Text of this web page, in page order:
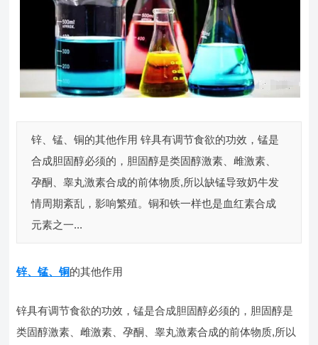
锌、锰、铜的其他作用 锌具有调节食欲的功效，锰是
合成胆固醇必须的，胆固醇是类固醇激素、雌激素、
孕酮、睾丸激素合成的前体物质,所以缺锰导致奶牛发
情周期紊乱，影响繁殖。铜和铁一样也是血红素合成
元素之一...
锌、锰、铜的其他作用
锌具有调节食欲的功效，锰是合成胆固醇必须的，胆固醇是
类固醇激素、雌激素、孕酮、睾丸激素合成的前体物质,所以